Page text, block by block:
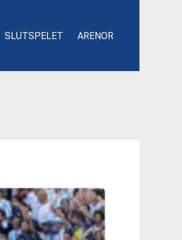
SLUTSPELET ARENOR